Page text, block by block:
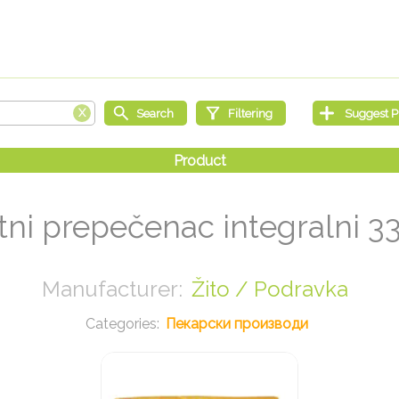
prepečenac integralni
Žito / Podravka
Пекарски производи